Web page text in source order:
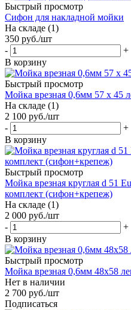
Быстрый просмотр
Сифон для накладной мойки
На складе (1)
350 руб./шт
-
+
В корзину
Быстрый просмотр
Мойка врезная 0,6мм 57 х 45
На складе (1)
2 100 руб./шт
-
+
В корзину
Быстрый просмотр
Мойка врезная круглая d 51
комплект (сифон+крепеж)
На складе (1)
2 000 руб./шт
-
+
В корзину
Быстрый просмотр
Мойка врезная 0,6мм 48х58
Нет в наличии
2 700 руб./шт
Подписаться